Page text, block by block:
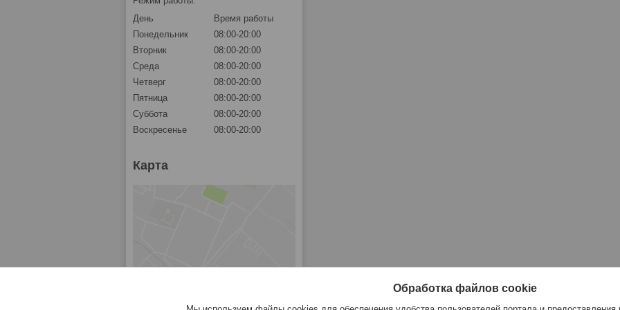
День
Время работы
Понедельник
08:00-20:00
Вторник
08:00-20:00
Среда
08:00-20:00
Четверг
08:00-20:00
Пятница
08:00-20:00
Суббота
08:00-20:00
Воскресенье
08:00-20:00
Карта
Обработка файлов cookie